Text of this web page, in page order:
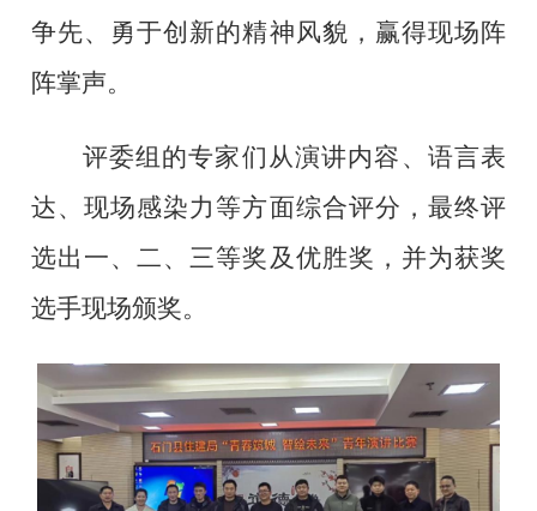
争先、勇于创新的精神风貌，赢得现场阵
阵掌声。
评委组 的专家们 从演讲内容、语言表
达、现场感染力等方面综合评分，最终评
选出一、二、三等奖及 优胜奖，并为获奖
选手现场颁奖。